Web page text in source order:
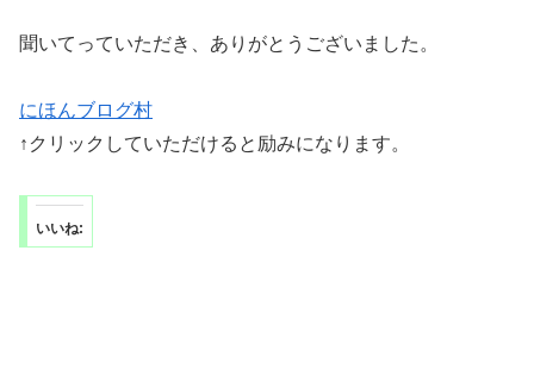
聞いてっていただき、ありがとうございました。
にほんブログ村
↑クリックしていただけると励みになります。
いいね: